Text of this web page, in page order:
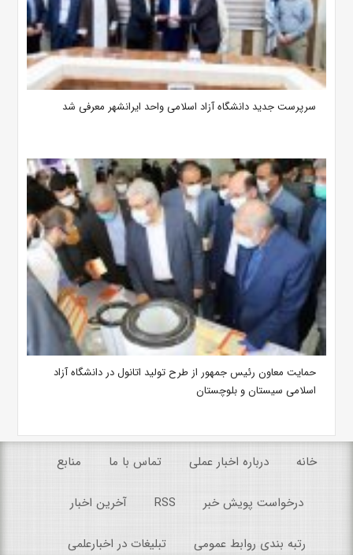
سرپرست جدید دانشگاه آزاد اسلامی واحد ایرانشهر معرفی شد
حمایت معاون رئیس جمهور از طرح تولید اتانول در دانشگاه آزاد
اسلامی سیستان ‌و بلوچستان
خانه درباره اخبار عملی تماس با ما منابع
درخواست پویش خبر RSS آخرین اخبار
رتبه بندی روابط عمومی تبلیغات در اخبارعلمی